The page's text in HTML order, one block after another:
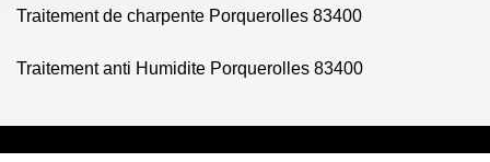
Traitement de charpente Porquerolles 83400
Traitement anti Humidite Porquerolles 83400